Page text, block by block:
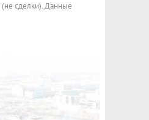
сделки). Данные